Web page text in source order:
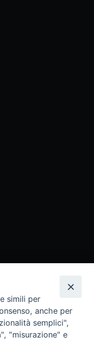
simili per
anche per
semplici",
"misurazione" e